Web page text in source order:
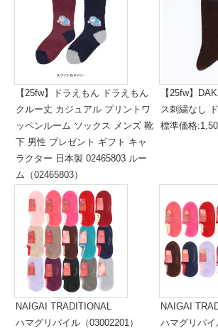
【25fw】ドラえもん ドラえもん
クルー丈 カジュアル プリントワ
ッペンルーム ソックス メンズ 靴
下 男性 プレゼント ギフト キャ
ラクター 日本製 02465803 ルー
ム（02465803）
標準価格:2,600円(税抜)
【25fw】
ス刺繍なし
標準価格
NAIGAI TRADITIONAL
ハマグリパイル（03002201）
NAIGAI
ハマグリパ